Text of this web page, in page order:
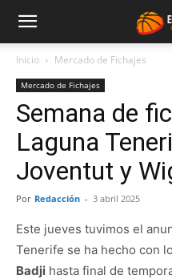
Inicio Mercado de Fichajes
Mercado de Fichajes
Semana de
Laguna
Joventut y
Por Redacción - 3 abril 2025
Este jueves tuvimos el
Tenerife se ha hecho con
Badji hasta final de